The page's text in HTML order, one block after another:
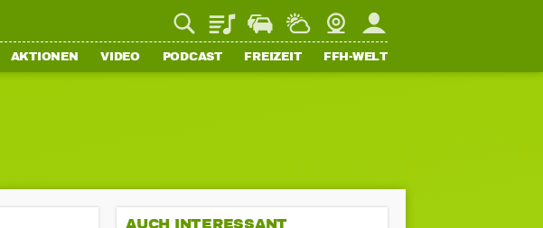
PlaylistStaupilotWetterWebcamMein FFH
AKTIONEN VIDEO PODCAST FREIZEIT FFH-WELT
AUCH INTERESSANT